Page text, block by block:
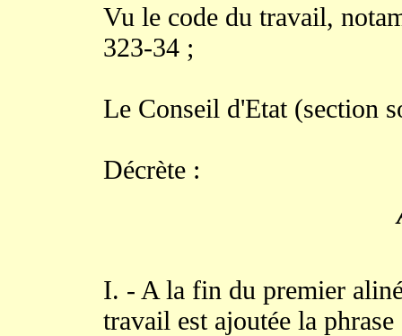
Vu le code du travail,
323-34 ;
Le Conseil d'Etat (section
Décrète :
I. - A la fin du premier
travail est ajoutée la